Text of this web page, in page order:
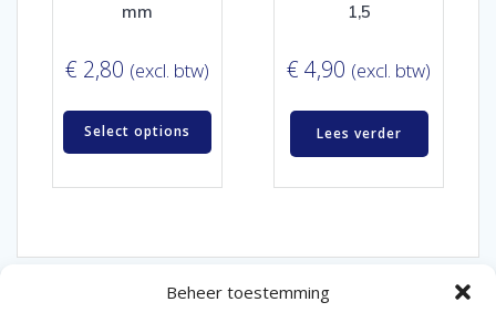
Beheer toestemming
mm
€ 2,80 (excl. btw)
Select options
1,5
€ 4,90 (excl. btw)
Lees verder